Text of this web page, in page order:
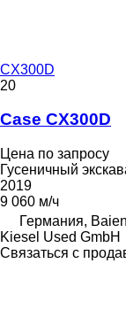
CX300D
20
Case CX300D
Цена по запросу
Гусеничный
2019
9 060 м/ч
Германия,
Kiesel Used GmbH
Связаться с